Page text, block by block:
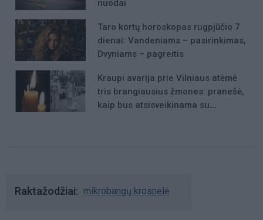
nuodai
Taro kortų horoskopas rugpjūčio 7
dienai: Vandeniams – pasirinkimas,
Dvyniams – pagreitis
Kraupi avarija prie Vilniaus atėmė
tris brangiausius žmones: pranešė,
kaip bus atsisveikinama su
Raktažodžiai mikrobangų krosnelė